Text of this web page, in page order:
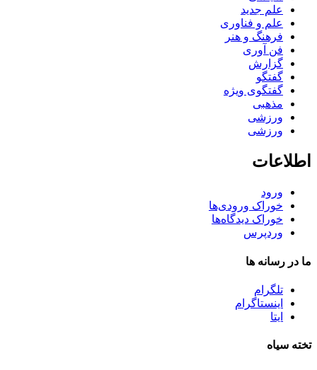
علم جدید
علم و فناوری
فرهنگ و هنر
فن آوری
گزارش
گفتگو
گفتگوی ویژه
مذهبی
ورزشی
ورزشی
اطلاعات
ورود
خوراک ورودی‌ها
خوراک دیدگاه‌ها
وردپرس
ما در رسانه ها
تلگرام
اینستاگرام
ایتا
تخته سیاه